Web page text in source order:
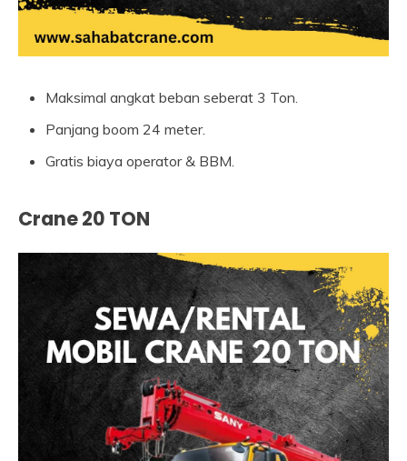
Maksimal angkat beban seberat 3 Ton.
Panjang boom 24 meter.
Gratis biaya operator & BBM.
Crane 20 TON